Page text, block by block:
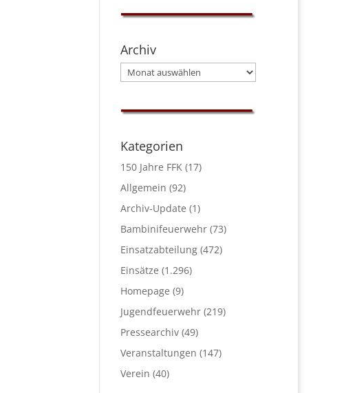
Archiv
Archiv
Kategorien
150 Jahre FFK (17)
Allgemein (92)
Archiv-Update (1)
Bambinifeuerwehr (73)
Einsatzabteilung (472)
Einsätze (1.296)
Homepage (9)
Jugendfeuerwehr (219)
Pressearchiv (49)
Veranstaltungen (147)
Verein (40)